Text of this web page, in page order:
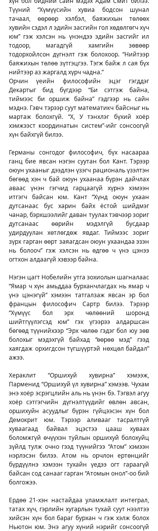
Түүний “Хүмүүсийн хувиа бодсон шунал
тачаал, өөрөөр хэлбэл, баяжихын төлөөх
хувийн сэдэл л эдийн засгийн гол хөдөлгөгч хүч
юм” гэж хэлсэн нь үнэндээ эдийн засгийг ил
тодоор, магадгүй хамгийн зөвөөр
тодорхойлсон дүгнэлт гэж болохоор. “Нийтээр
баяжихын төлөө зүтгэцгээ. Тэгж байж л сая бүх
нийтээр аз жаргалд хүрч чадна.”
Орчин үеийн философийн эцэг гэгддэг
Декартыг бид бүгдээр “Би сэтгэж байна,
тиймээс би оршиж байна” гэдгээр нь сайн
мэднэ. Гэвч тэрээр суут математикч байсныг нь
мартаж болохгүй. “Х, У тэнхлэг бүхий хоёр
хэмжээст координатын систем”-ийг сонсоогүй
хүн байхгүй билээ.
Германы сонгодог философич, бүх насаараа
ганц бие явсан нэгэн суутан бол Кант. Тэрээр
оюун ухааныг дээдлэн үзэгч рациональ үзэлтэн
бөгөөд хэн ч бай оюун ухаанаа бүрэн дайчлах
аваас үнэн гэгчид гарцаагүй хүрнэ хэмээн
итгэгч байсан юм. Кант “Хүнд оюун ухаан
дутсанаас бус харин байх ёстой шийдмэг
чанар, бэрхшээлийг даван туулах тэвчээр зориг
дутсанаас өөрийн мэдэлгүй бусдаар
удирдуулан хөтлөгдөж явдаг. Тиймээс зориг
зүрх гарган өөрт заяагдсан оюун ухаандаа эзэн
нь болооч” гэж хэлсэн нь өдгөө ч үнэ цэнээ
огтхон алдаагүй хэвээр байна.
Нэгэн цагт Нобелийн утга зохиолын шагналаас
“Ямар ч хүн амьддаа бурханчлагдах нь ямар ч
үнэ цэнэгүй” хэмээн татгалзаж явсан эр бол
францын философич Сартр билээ. Тэрээр
“Хүмүүс бол эрх чөлөөний шоронд
шийтгүүлэгсэд юм” гэх үгээрээ алдаршсан
бөгөөд түүнийхээр “Эрх чөлөө гэдэг бол юу зөв
болохыг мэдэхгүй байхад “өөрөө мэд” гээд
хаягдаж орхигдсон түгшүүртэй нөхцөл байдал”
ажээ.
Хераклит “Оршихуй хувирна” хэмээж,
Парменид “Оршихуй үл хувирна” хэмээв. Чухам
энэ хоёр эсрэгцлийн аль нь үнэн бэ. Тэгвэл агуу
хоёр сэтгэгчийн дүгнэлтүүдийг өвлөн авсан,
оршихуйн асуудлыг бүрэн гүйцээсэн хүн бол
Демокрит юм. Тэрээр аливааг тасралтгүй
хуваагаад байвал эцэстээ цааш хуваах
боломжгүй өчүүхэн туйлын оршихуй болохуйц
зүйлд тулж очно гээд түүнийгээ “Атом” хэмээн
нэрлэсэн билээ. Атом нь орчлон ертөнцийг
бүрдүүлнэ хэмээн тухайн үедээ огт гараагүй
байсан сод санааг гарган “Атомын онол”-оо бий
болгожээ.
Ердөө 21-хэн настайдаа уламжлалт интеграл,
татах хүч, гэрлийн хугарлын тухай суут нээлтээ
хийсэн хүн бол бараг бурхан ч гэж хэлж болох
Ньютон юм. Энэ агуу хүний нэрийг сонсоогүй